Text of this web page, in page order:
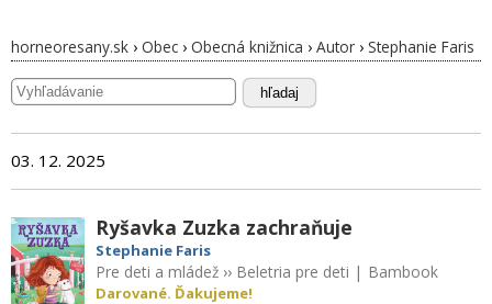
horneoresany.sk › Obec › Obecná knižnica › Autor › Stephanie Faris
hľadaj
03. 12. 2025
Ryšavka Zuzka zachraňuje
Stephanie Faris
Pre deti a mládež ›› Beletria pre deti | Bambook
Darované. Ďakujeme!